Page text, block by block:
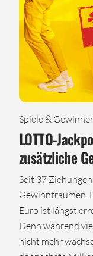
Spiele &
LOTTO-
zusätzliche
Seit 37
Gewinnträumen.
Euro ist längst
Denn während
nicht mehr